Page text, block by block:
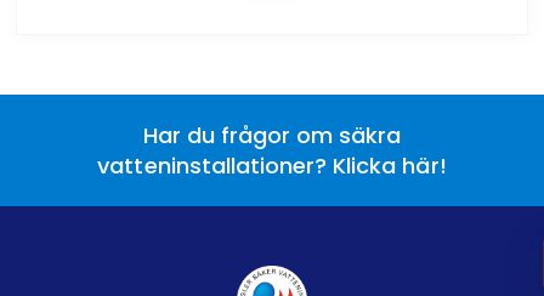
Har du frågor om säkra
vatteninstallationer? Klicka här!